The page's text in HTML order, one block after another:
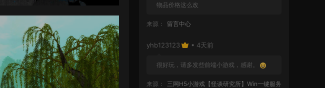
物品价格这么改
来源： 留言中心
yhb123123 • 4天前
很好玩，请多发些前端小游戏，感谢。
来源：
三网H5小游戏【怪谈研究所】Win一键服务